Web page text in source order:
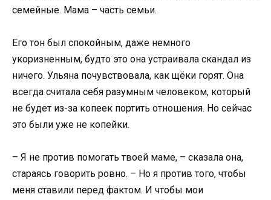
семейные. Мама – часть семьи.
Его тон был спокойным, даже немного
укоризненным, будто это она устраивала скандал из
ничего. Ульяна почувствовала, как щёки горят. Она
всегда считала себя разумным человеком, который
не будет из-за копеек портить отношения. Но сейчас
это были уже не копейки.
– Я не против помогать твоей маме, – сказала она,
стараясь говорить ровно. – Но я против того, чтобы
меня ставили перед фактом. И чтобы мои